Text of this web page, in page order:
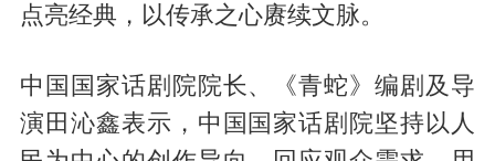
点亮经典，以传承之心赓续文脉。
中国国家话剧院院长、《青蛇》编剧及导
演田沁鑫表示，中国国家话剧院坚持以人